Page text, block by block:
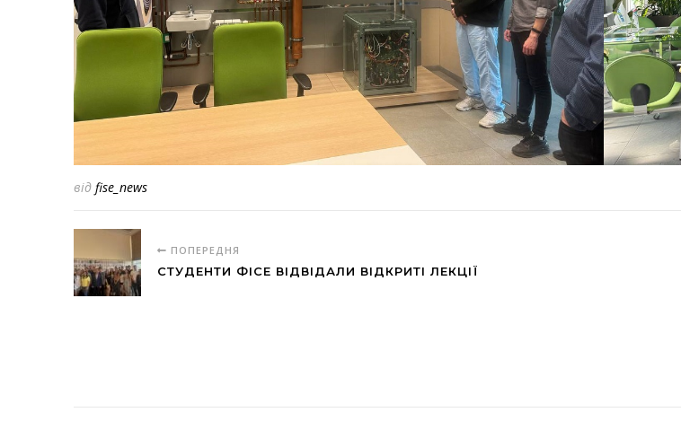
від fise_news
ПОПЕРЕДНЯ
СТУДЕНТИ ФІСЕ ВІДВІДАЛИ ВІДКРИТІ ЛЕКЦІЇ